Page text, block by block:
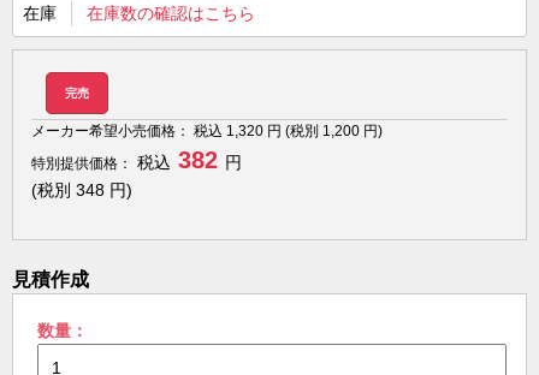
在庫 在庫数の確認はこちら
完売
メーカー希望小売価格： 税込 1,320 円 (税別 1,200 円)
特別提供価格：
税込 382 円
(税別 348 円)
見積作成
数量：